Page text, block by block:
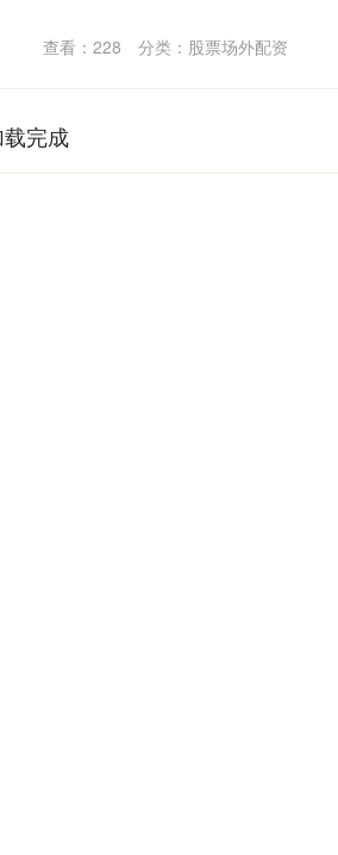
查看： 228 分类： 股票场外配资
完成